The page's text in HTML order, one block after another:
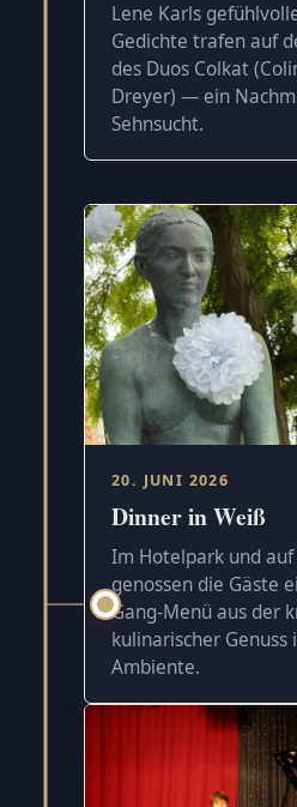
Lene Karls
Gedichte trafen auf
des Duos Colkat
Dreyer) — ein
Sehnsucht.
20. JUNI 2026
Dinner in Weiß
Im Hotelpark und
genossen die Gäste
Gang-Menü aus der
kulinarischer
Ambiente.